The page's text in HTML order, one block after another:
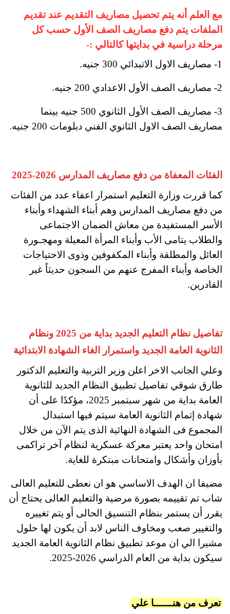
مع العلم أنه يتم تحصيل مصاريف التقديم عند تقديم
الملفات يتم دفع مصاريف الصف الأول حسب كل
مرحلة دراسية في بدايتها كالتالي :-
1- مصاريف الاول الاتبدائي 300 جنيه.
2- مصاريف الصف الأول الاعدادي 200 جنيه.
3- مصاريف الصف الأول الثانوي 500 جنيه بينما
مصاريف الصف الاول الثانوي الفني دبلومات 200 جنيه.
الفئات المعفاة من دفع مصاريف المدارس 2026-2025
كما قررت وزارة التعليم استمرار اعفاء عدد من الفئات
من دفع مصاريف المدارس وهم أبناء الشهداء وأبناء
الأسر المستفيدة من معاش الضمان الاجتماعى
والطلاب يتامى الأب وأبناء المرأة المعيلة ومهجـورة
العائل والمطلقة وأبناء المكفوفين وذوى الاحتياجات
الخاصة وأبناء المفرج عنهم من السجون حديثاً غير
القادرين.
تفاصيل نظام التعليم الجديد بداية من 2025 ونظام
الثانوية العامة الجديد واستمرار الغاء الشهادة الابتدائية
وعلي الجانب الاخر اعلن وزير التربية والتعليم الدكتور
طارق شوقي تفاصيل تطبيق النظام الجديد للثانوية
العامة بداية من شهر سبتمبر 2025، مؤكدًا على أن
شهادة إتمام الثانوية العامة سيتم فيها استبدال
المجموع فى الشهادة النهائية الذى يتم الآن من خلال
امتحان واحد يعتبر معركة عسكرية لنظام آخر تراكمى
بأوزان وأشكال وامتحانات مبتكرة للغاية.
مضيفا ان الهدف الاساسي هو ان نعطى للتعليم العالى
شاب تم تقييمه بصورة مرضية والتعليم العالى يحتاج أن
يقرر أن يستمر بنظام التنسيق الحالى أو يتم تغييره
والتغيير صعب ومخاوف الناس لابد أن يكون لها حلول
مشيرا الي ان موعد تطبيق نظام الثانوية العامة الجديد
سيكون بداية من العام الدراسي 2026-2025.
تعرف من هنــــــا علي